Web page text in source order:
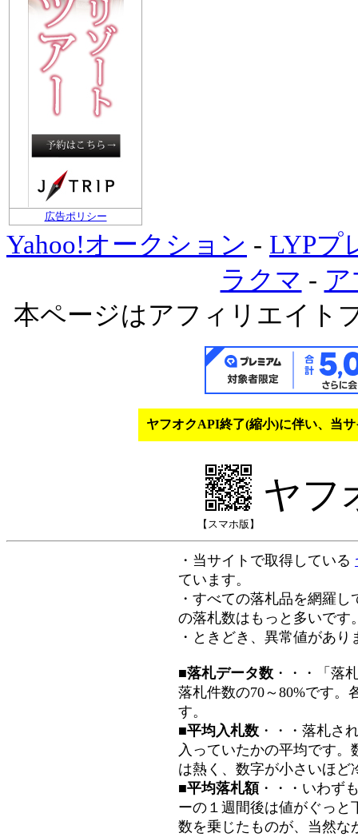
広告ポリシー
Yahoo!オークション - LYPプ
ラクマ -
本ページはアフィリエイト
ヤフオクAPI終了(縮小)に伴い、当
【スマホ版】
ヤフ
・当サイトで取得している
ています。
・すべての落札品を網羅
の落札数はもっと多いです
・ときどき、異常値があ
■落札データ数 ・・・「落
落札件数の70～80%です。
す。
■平均入札数 ・・・落札さ
入っていたかの平均です
は熱く、数字が小さいほど
■平均落札額 ・・・いわず
ーの１週間後は値がぐっと
数を乗じたものが、当然な